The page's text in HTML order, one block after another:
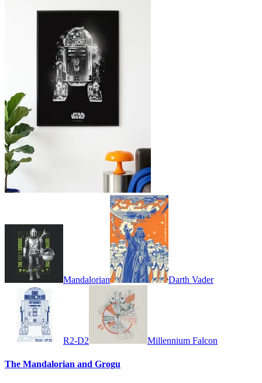
Mandalorian Darth Vader
R2-D2 Millennium Falcon
The Mandalorian and Grogu